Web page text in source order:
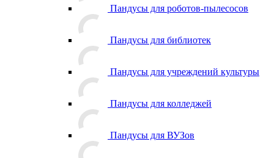
Пандусы для роботов-пылесосов
Пандусы для библиотек
Пандусы для учреждений культуры
Пандусы для колледжей
Пандусы для ВУЗов